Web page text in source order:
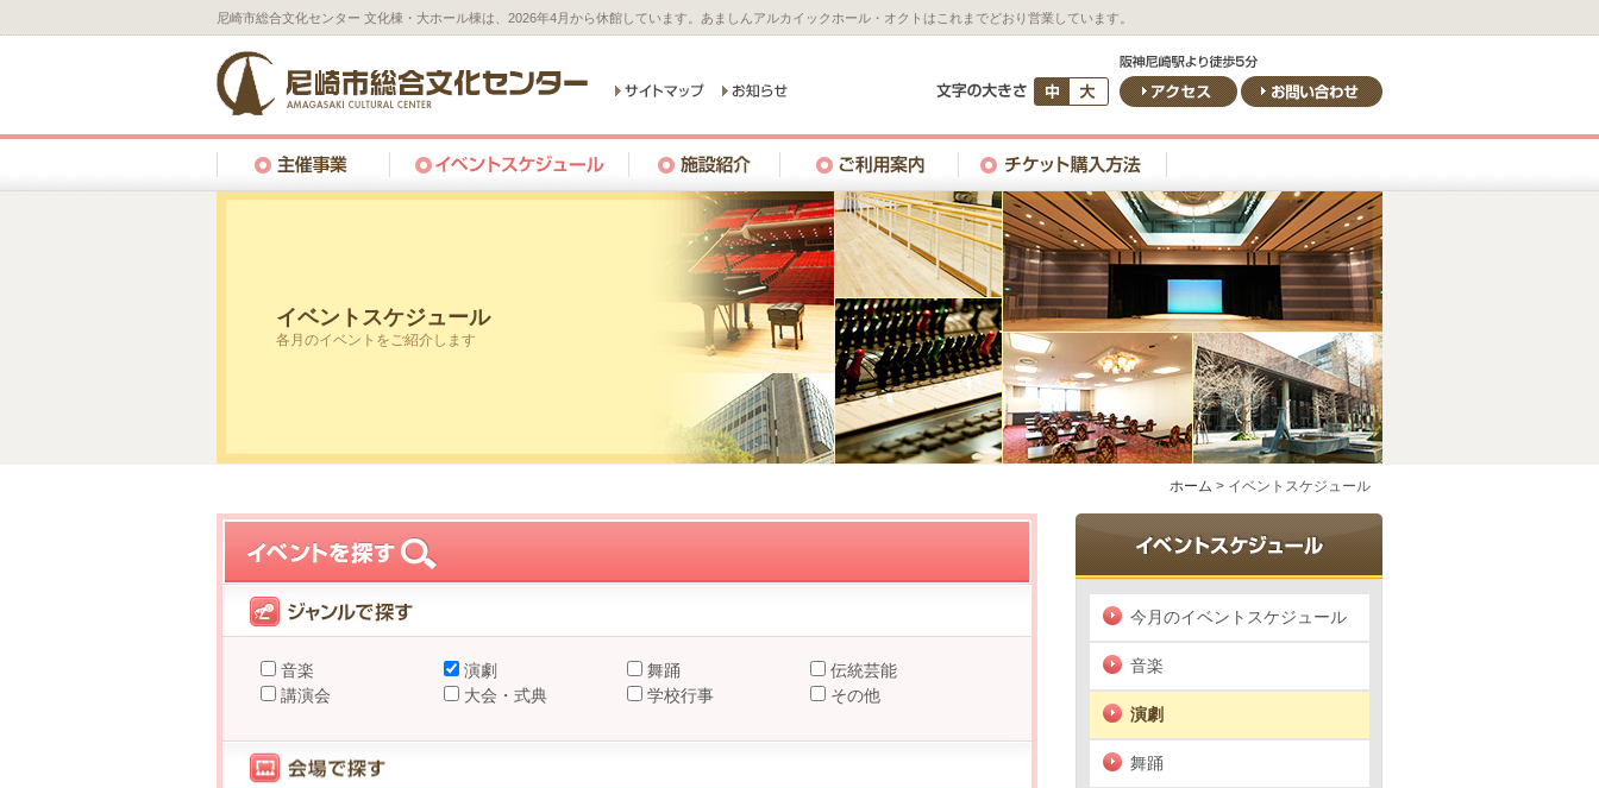
尼崎市総合文化センター 文化棟・大ホール棟は、2026年4月から休館しています。あましんアルカイックホール・オクトはこれまでどおり営業しています。
イベントスケジュール
各月のイベントをご紹介します
ホーム > イベントスケジュール
音楽 演劇 舞踊
伝統芸能
講演会
大会・式典 学校行事 その他
今月のイベントスケジュール
音楽
演劇
舞踊